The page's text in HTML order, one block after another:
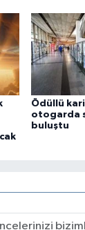
Ödüllü
otogarda
buluştu